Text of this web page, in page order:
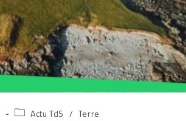
PostActu TdS / Terre